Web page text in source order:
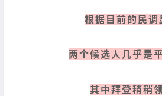
根据目前的民调
两个候选人几乎是
其中拜登稍稍